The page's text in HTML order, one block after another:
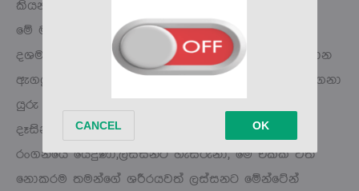
කියන්න තියා හිතලාවත් නැතුව ඇති.
මේ මං නම් කියපු අයගේ චිත්‍රපටි, ටෙලිනාට්‍ය ගානෙන්
දශම ගානක් වත් කරල නැති මේ මිනිස්සු ලබපු සම්මාන
ඇගයුම් වලින් කාලක් වත් නොලබපු හිස් කල හඬ නගනා
යුරු ,මැනවින් පිරුණු කල නොසැලී හුන් අයුරුද දුටු
දෑසින්මනිල් බලා හිඳිමි. ඔවුන් ලස්සනයි,ලස්සනට
රංගනයේ යෙදුණා,ලස්සනට හැසිරුනා, මේ එකක් වත්
නොකරම තමන්ගේ ශරීරයවත් ලස්සනට මේන්ටේන්